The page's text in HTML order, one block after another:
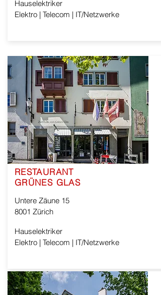
Hauselektriker
Elektro | Telecom | IT/Netzwerke
RESTAURANT
GRÜNES GLAS
Untere Zäune 15
8001 Zürich
Hauselektriker
Elektro | Telecom | IT/Netzwerke